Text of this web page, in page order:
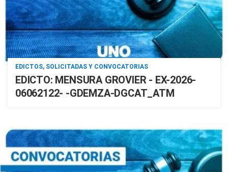
EDICTOS, SOLICITADAS Y CONVOCATORIAS
EDICTO: MENSURA GROVIER - EX-2026-
06062122- -GDEMZA-DGCAT_ATM